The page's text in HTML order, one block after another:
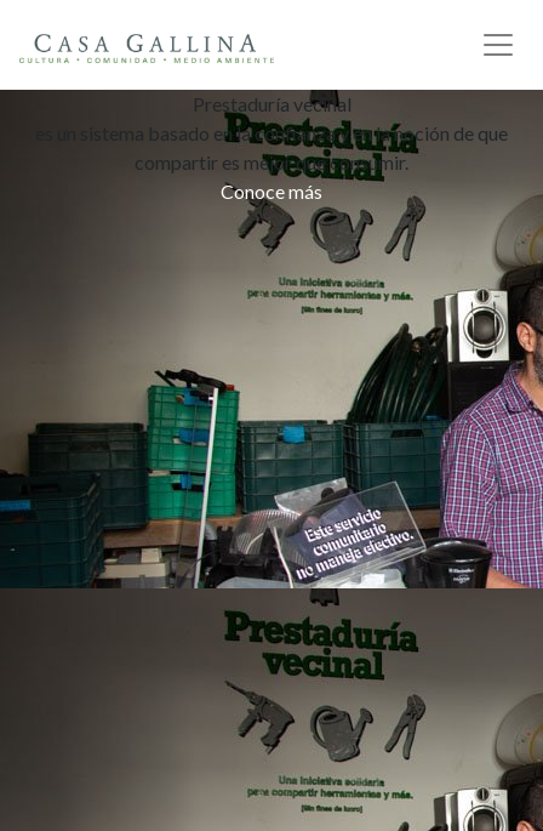
Prestaduría vecinal
es un sistema basado en la confianza y en la noción de que
compartir es mejor que consumir.
Conoce más